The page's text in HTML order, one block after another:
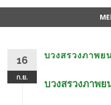
16
ก.ย.
บวงสรวงภาพย
บวงสรวงภาพ